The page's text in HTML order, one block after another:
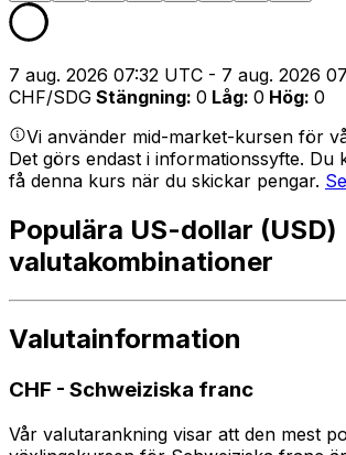
7 aug. 2026 07:32 UTC - 7 aug. 2026
CHF/SDG Stängning: 0 Låg: 0 Hög: 0
Vi använder mid-market-kursen för
Det görs endast i informationssyfte. Du
få denna kurs när du skickar pengar.
Populära US-dollar (USD)
valutakombinationer
Valutainformation
CHF - Schweiziska franc
Vår valutarankning visar att den mest